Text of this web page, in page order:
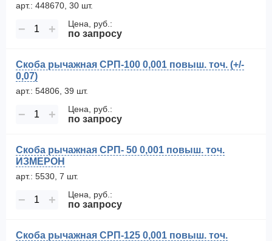
арт.: 448670, 30 шт.
− + Цена, руб.:
по запросу
Скоба рычажная СРП-100 0,001 повыш. точ. (+/-
0,07)
арт.: 54806, 39 шт.
− + Цена, руб.:
по запросу
Скоба рычажная СРП- 50 0,001 повыш. точ.
ИЗМЕРОН
арт.: 5530, 7 шт.
− + Цена, руб.:
по запросу
Скоба рычажная СРП-125 0,001 повыш. точ.